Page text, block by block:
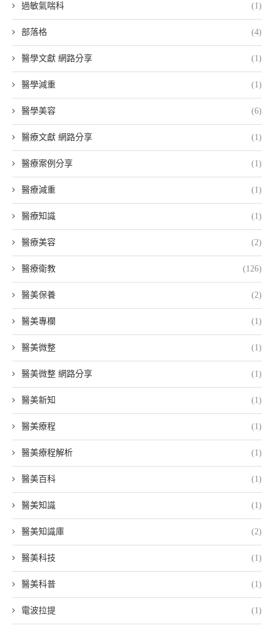
過敏氣喘科 (1)
部落格 (4)
醫學文獻 網路分享 (1)
醫學減重 (1)
醫學美容 (6)
醫療文獻 網路分享 (1)
醫療案例分享 (1)
醫療減重 (1)
醫療知識 (1)
醫療美容 (2)
醫療衛教 (126)
醫美保養 (2)
醫美專欄 (1)
醫美微整 (1)
醫美微整 網路分享 (1)
醫美新知 (1)
醫美療程 (1)
醫美療程解析 (1)
醫美百科 (1)
醫美知識 (1)
醫美知識庫 (2)
醫美科技 (1)
醫美科普 (1)
電波拉提 (1)